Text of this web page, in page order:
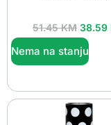
51.45KM 38.59
Nema na stanju